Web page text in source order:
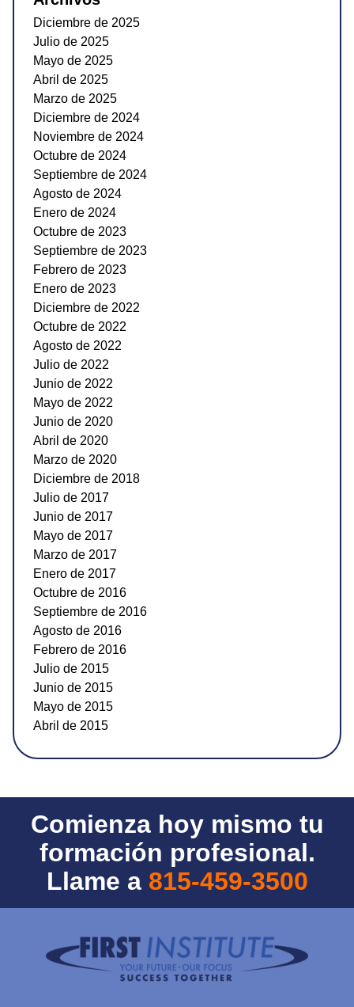
Diciembre de 2025
Julio de 2025
Mayo de 2025
Abril de 2025
Marzo de 2025
Diciembre de 2024
Noviembre de 2024
Octubre de 2024
Septiembre de 2024
Agosto de 2024
Enero de 2024
Octubre de 2023
Septiembre de 2023
Febrero de 2023
Enero de 2023
Diciembre de 2022
Octubre de 2022
Agosto de 2022
Julio de 2022
Junio de 2022
Mayo de 2022
Junio de 2020
Abril de 2020
Marzo de 2020
Diciembre de 2018
Julio de 2017
Junio de 2017
Mayo de 2017
Marzo de 2017
Enero de 2017
Octubre de 2016
Septiembre de 2016
Agosto de 2016
Febrero de 2016
Julio de 2015
Junio de 2015
Mayo de 2015
Abril de 2015
Comienza hoy mismo tu
formación profesional.
Llame a 815-459-3500